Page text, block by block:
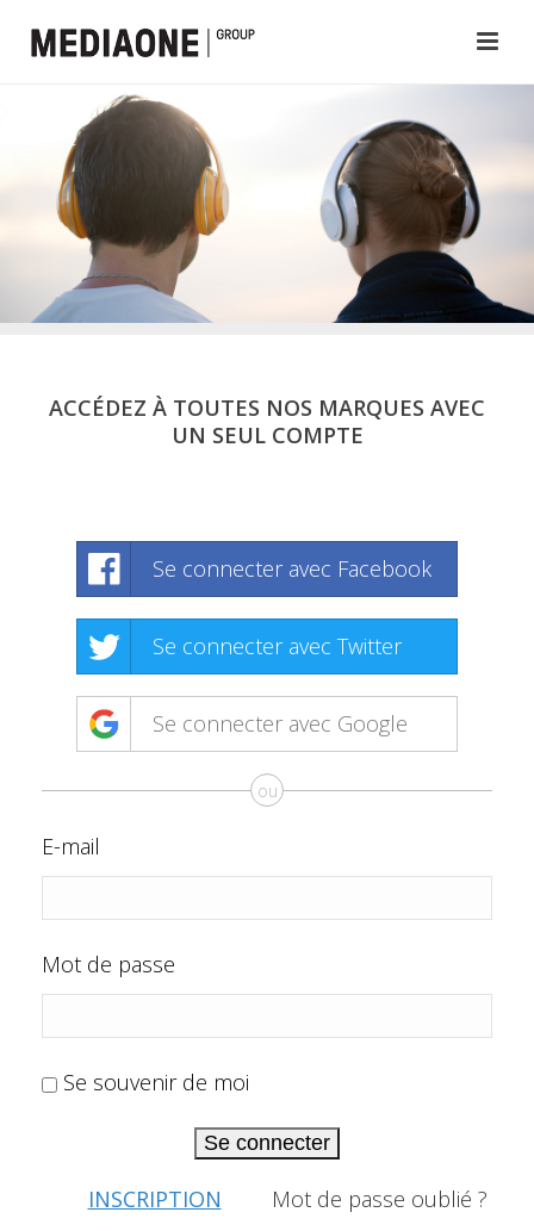
ACCÉDEZ À TOUTES NOS MARQUES AVEC
UN SEUL COMPTE
Se connecter avec Facebook
Se connecter avec Twitter
Se connecter avec Google
ou
E-mail
Mot de passe
Se souvenir de moi
Se connecter
INSCRIPTION Mot de passe oublié ?